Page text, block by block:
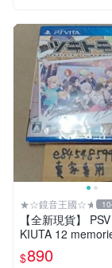
★☆鏡音王國☆★
【全新現貨】
KIUTA 12
モ 月歌 純日版 日
$890